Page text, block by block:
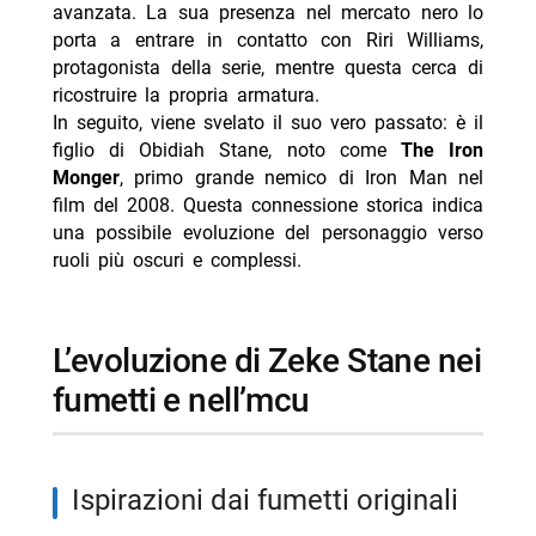
avanzata. La sua presenza nel mercato nero lo
porta a entrare in contatto con Riri Williams,
protagonista della serie, mentre questa cerca di
ricostruire la propria armatura.
In seguito, viene svelato il suo vero passato: è il
figlio di Obidiah Stane, noto come The Iron
Monger, primo grande nemico di Iron Man nel
film del 2008. Questa connessione storica indica
una possibile evoluzione del personaggio verso
ruoli più oscuri e complessi.
l’evoluzione di Zeke Stane nei
fumetti e nell’mcu
ispirazioni dai fumetti originali